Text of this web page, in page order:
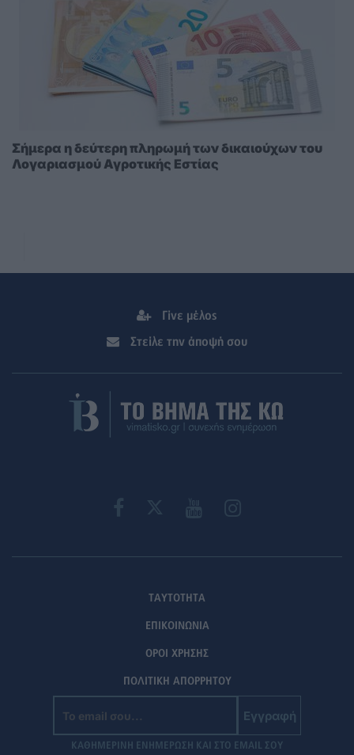
Σήμερα η δεύτερη πληρωμή των δικαιούχων του
Λογαριασμού Αγροτικής Εστίας
Γίνε μέλος
Στείλε την άποψή σου
ΤΑΥΤΟΤΗΤΑ
ΕΠΙΚΟΙΝΩΝΙΑ
ΟΡΟΙ ΧΡΗΣΗΣ
ΠΟΛΙΤΙΚΗ ΑΠΟΡΡΗΤΟΥ
Εγγραφή
ΚΑΘΗΜΕΡΙΝΗ ΕΝΗΜΕΡΩΣΗ ΚΑΙ ΣΤΟ EMAIL ΣΟΥ